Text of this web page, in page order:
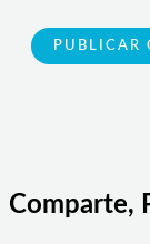
Comparte,